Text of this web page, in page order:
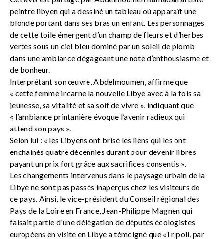
peintre libyen qui a dessiné un tableau où apparaît une
blonde portant dans ses bras un enfant. Les personnages
de cette toile émergent d’un champ de fleurs et d’herbes
vertes sous un ciel bleu dominé par un soleil de plomb
dans une ambiance dégageant une note d’enthousiasme et
de bonheur.
Interprétant son œuvre, Abdelmoumen, affirme que
« cette femme incarne la nouvelle Libye avec à la fois sa
jeunesse, sa vitalité et sa soif de vivre », indiquant que
« l’ambiance printanière évoque l’avenir radieux qui
attend son pays ».
Selon lui : « les Libyens ont brisé les liens qui les ont
enchainés quatre décennies durant pour devenir libres
payant un prix fort grâce aux sacrifices consentis ».
Les changements intervenus dans le paysage urbain de la
Libye ne sont pas passés inaperçus chez les visiteurs de
ce pays. Ainsi, le vice-président du Conseil régional des
Pays de la Loire en France, Jean-Philippe Magnen qui
faisait partie d'une délégation de députés écologistes
européens en visite en Libye a témoigné que «Tripoli, par